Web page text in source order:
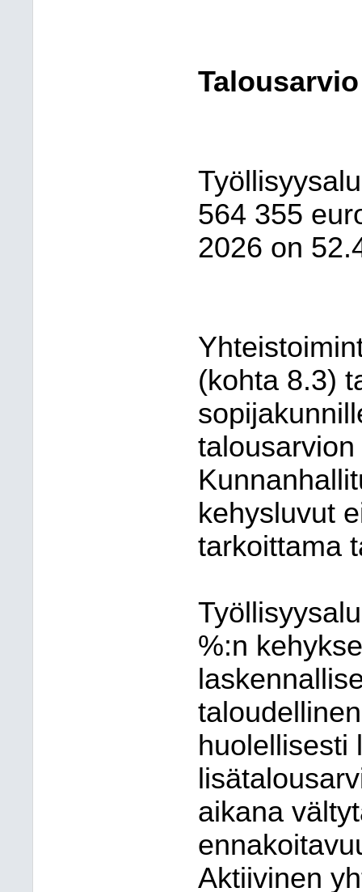
564 355
2026 on
(kohta 8.3)
kehysluvut
tarkoittama
%:n
huolellisesti
aikana
Aktiivinen